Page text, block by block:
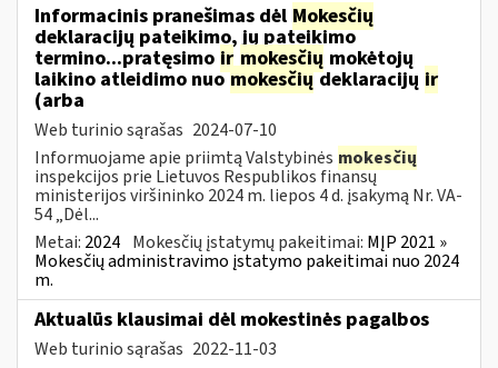
Informacinis pranešimas dėl Mokesčių
deklaracijų pateikimo, jų pateikimo
termino...pratęsimo ir mokesčių mokėtojų
laikino atleidimo nuomokesčiųdeklaracijų ir
(arba
Web turinio sąrašas 2024-07-10
Informuojame apie priimtą Valstybinės mokesčių
inspekcijos prie Lietuvos Respublikos finansų
ministerijos viršininko 2024 m. liepos 4 d. įsakymą Nr. VA-
54 „Dėl...
Metai: 2024 Mokesčių įstatymų pakeitimai: MĮP 2021 »
Mokesčių administravimo įstatymo pakeitimai nuo 2024
m.
Aktualūs klausimai dėl mokestinės pagalbos
Web turinio sąrašas 2022-11-03